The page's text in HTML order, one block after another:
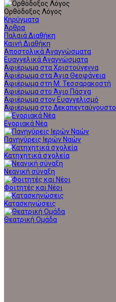
Ορθόδοξος Λόγος
Κηρύγματα
Άρθρα
Παλαιά Διαθήκη
Καινή Διαθήκη
Αποστολικά Αναγνώσματα
Ευαγγελικά Αναγνώσματα
Αφιέρωμα στα Χριστούγεννα
Αφιέρωμα στα Άγια Θεοφάνεια
Αφιέρωμα στη Μ. Τεσσαρακοστή
Αφιέρωμα στο Άγιο Πάσχα
Αφιέρωμα στον Ευαγγελισμό
Αφιέρωμα στο Δεκαπενταύγουστο
Ενοριακά Νέα
Πανηγύρεις Ιερών Ναών
Κατηχητικά σχολεία
Νεανική σύναξη
Φοιτητές και Νέοι
Κατασκηνώσεις
Θεατρική Ομάδα